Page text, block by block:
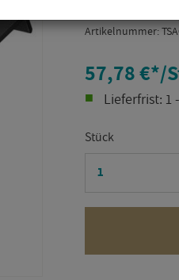
Ar­ti­kel­num­mer:
57,78 €*/
Lie­fer­frist: 1
Stück